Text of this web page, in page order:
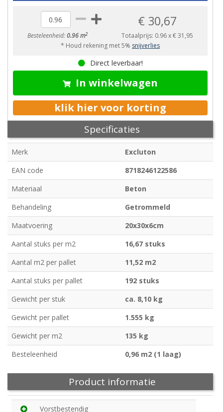
Besteleenheid:0.96 m2
€ 30,67
Totaalprijs: 0.96x€ 31,95
* Houd rekening met 5% snijverlies
Direct leverbaar!
In winkelwagen
klik hier voor korting
Specificaties
Merk
Excluton
EAN code
8718246122586
Materiaal
Beton
Behandeling
Getrommeld
Maatvoering
20x30x6cm
Aantal stuks per m2
16,67 stuks
Aantal m2 per pallet
11,52 m2
Aantal stuks per pallet
192 stuks
Gewicht per stuk
ca. 8,10 kg
Gewicht per pallet
1.555 kg
Gewicht per m2
135 kg
Besteleenheid
0,96 m2 (1 laag)
Product informatie
Vorstbestendig